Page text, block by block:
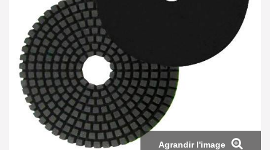
Agrandir l'image